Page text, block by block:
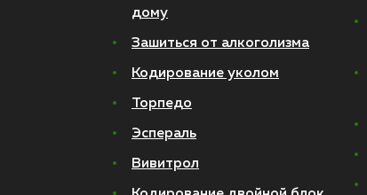
дому
Зашиться от алкоголизма
Кодирование уколом
Торпедо
Эспераль
Вивитрол